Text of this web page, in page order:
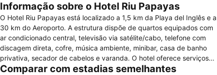
Informação sobre o Hotel Riu Papayas
O Hotel Riu Papayas está localizado a 1,5 km da Playa del Inglês e a
30 km do Aeroporto. A estrutura dispõe de quartos equipados com
ar condicionado central, televisão via satélite/cabo, telefone com
discagem direta, cofre, música ambiente, minibar, casa de banho
privativa, secador de cabelos e varanda. O hotel oferece serviços
de recepção 24h, elevador, serviço de quartos, hall, ar
Comparar com estadias semelhantes